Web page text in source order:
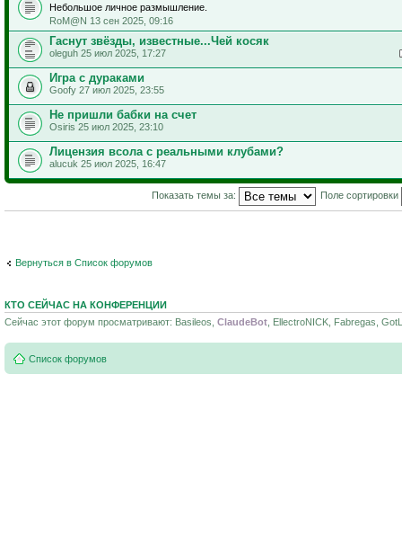
Небольшое личное размышление.
RoM@N 13 сен 2025, 09:16
Гаснут звёзды, известные...Чей косяк
oleguh 25 июл 2025, 17:27
Игра с дураками
Goofy 27 июл 2025, 23:55
Не пришли бабки на счет
Osiris 25 июл 2025, 23:10
Лицензия всола с реальными клубами?
alucuk 25 июл 2025, 16:47
Показать темы за: Поле сортировки
Вернуться в Список форумов
КТО СЕЙЧАС НА КОНФЕРЕНЦИИ
Сейчас этот форум просматривают: Basileos, ClaudeBot , EllectroNICK, Fabregas,
Список форумов